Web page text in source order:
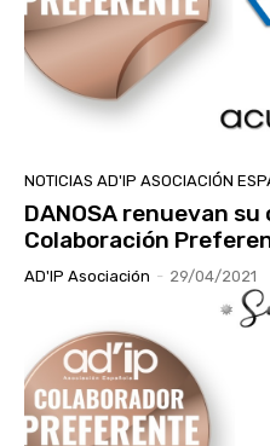
NOTICIAS AD'IP ASOCIACIÓN
DANOSA renuevan
Colaboración
AD'IP Asociación - 29/04/2021